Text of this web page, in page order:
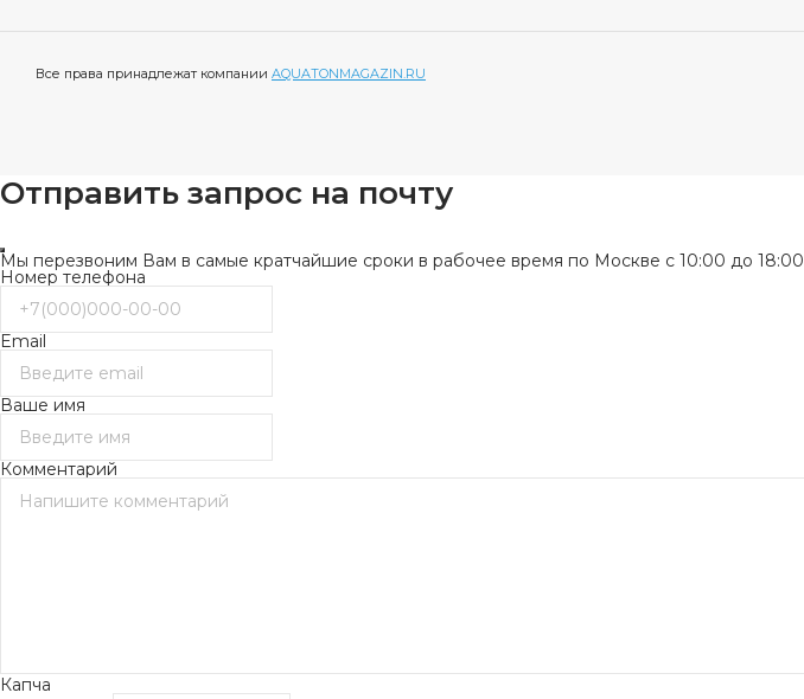
Все права принадлежат компании AQUATONMAGAZIN.RU
Отправить запрос на почту
Мы перезвоним Вам в самые кратчайшие сроки в рабочее время по Москве с 10:00 до 18:00
Номер телефона
Email
Ваше имя
Комментарий
Капча